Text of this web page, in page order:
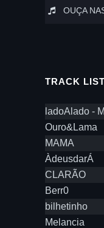
OUÇA
TRACK LIST
ladoAlado -
Ouro&Lama
MAMA
ÀdeusdarÁ
CLARÃO
Berr0
bilhetinho
Melancia